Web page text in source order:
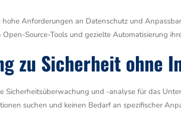
Anforderungen an Datenschutz und
Source-Tools und gezielte Automatisierung
zu Sicherheit
und -analyse für das
suchen und keinen Bedarf an spezifischer